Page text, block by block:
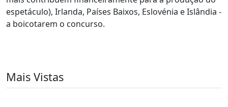
espetáculo), Irlanda, Países Baixos, Eslovénia e Islândia -
a boicotarem o concurso.
Mais Vistas